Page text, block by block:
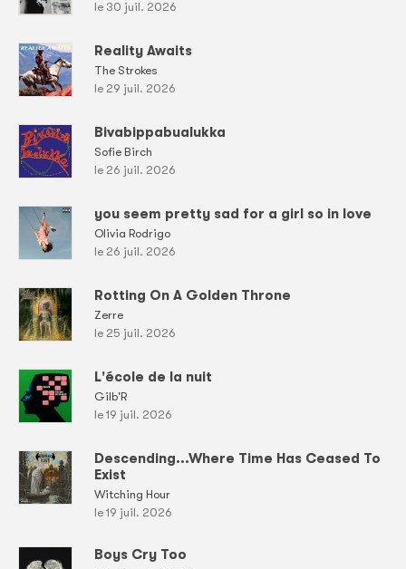
le 30 juil. 2026
Reality Awaits
The Strokes
le 29 juil. 2026
Bivabippabualukka
Sofie Birch
le 26 juil. 2026
you seem pretty sad for a girl so in love
Olivia Rodrigo
le 26 juil. 2026
Rotting On A Golden Throne
Zerre
le 25 juil. 2026
L'école de la nuit
Gilb'R
le 19 juil. 2026
Descending...Where Time Has Ceased To
Exist
Witching Hour
le 19 juil. 2026
Boys Cry Too